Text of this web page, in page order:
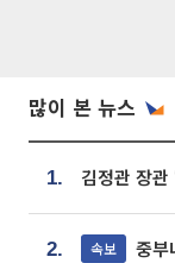
많이 본 뉴스
1.
2. 속보 중부